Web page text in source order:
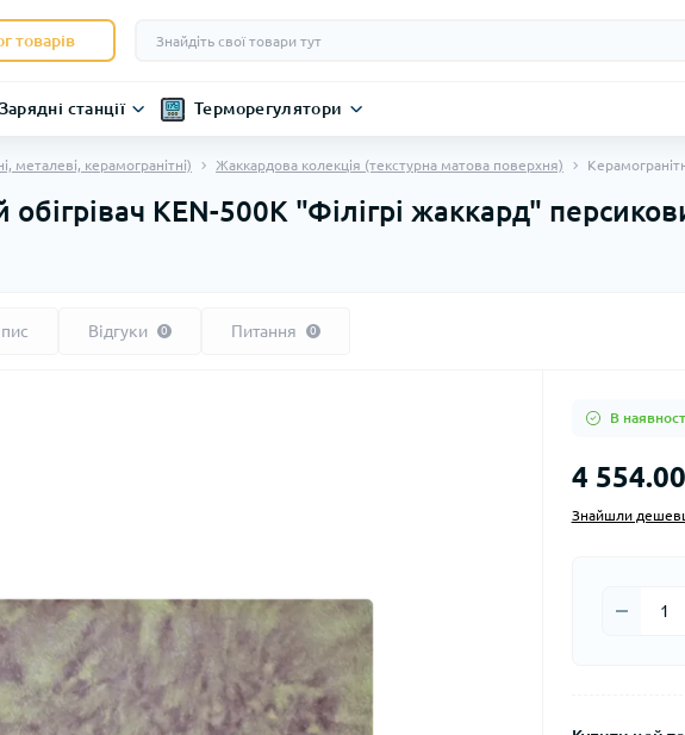
товарів
Зарядні станції Терморегулятори
металеві, керамогранітні) Жаккардова колекція (текстурна матова поверхня)
обігрівач KEN-500К "Філігрі жаккард"
Відгуки 0 Питання 0
В
4
Знайшли